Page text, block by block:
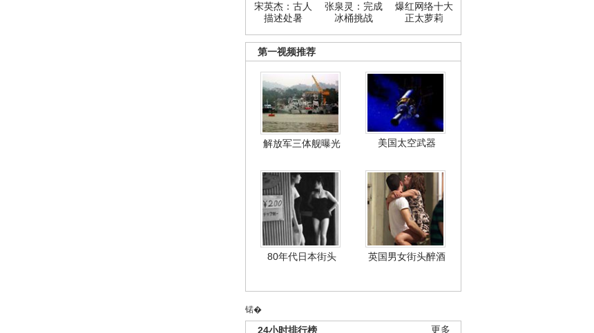
宋英杰：古人
描述处暑
张泉灵：完成
冰桶挑战
爆红网络十大
正太萝莉
第一视频推荐
解放军三体舰曝光 美国太空武器
80年代日本街头 英国男女街头醉酒
锘�
更多
24小时排行榜